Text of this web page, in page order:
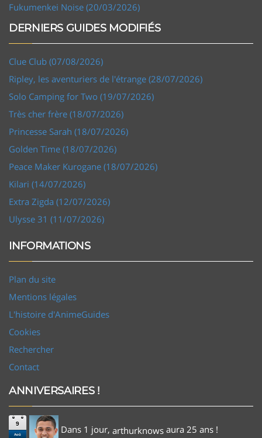
Fukumenkei Noise (20/03/2026)
DERNIERS GUIDES MODIFIÉS
Clue Club (07/08/2026)
Ripley, les aventuriers de l'étrange (28/07/2026)
Solo Camping for Two (19/07/2026)
Très cher frère (18/07/2026)
Princesse Sarah (18/07/2026)
Golden Time (18/07/2026)
Peace Maker Kurogane (18/07/2026)
Kilari (14/07/2026)
Extra Zigda (12/07/2026)
Ulysse 31 (11/07/2026)
INFORMATIONS
Plan du site
Mentions légales
L'histoire d'AnimeGuides
Cookies
Rechercher
Contact
ANNIVERSAIRES !
9
Aoû Dans 1 jour, arthurknows aura 25 ans !